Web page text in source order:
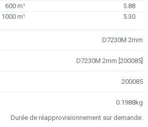
600 m¹
5.88
1000 m¹
5.30
D7230M 2mm
D7230M 2mm [200085]
200085
0.1988kg
Durée de réapprovisionnement sur demande.